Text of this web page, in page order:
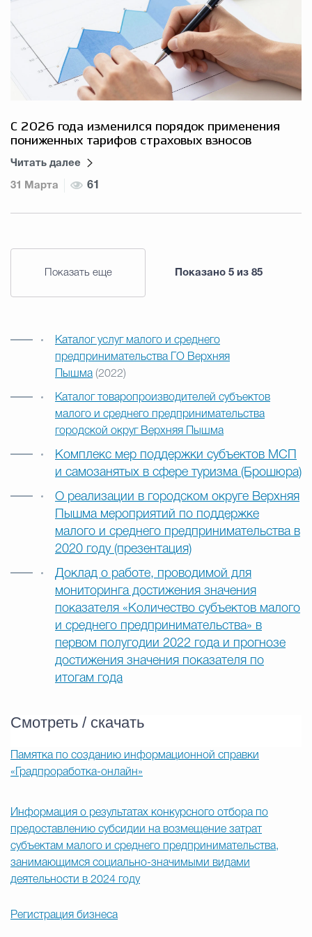
С 2026 года изменился порядок применения
пониженных тарифов страховых взносов
Читать далее
31 Марта 61
Показать еще Показано 5 из 85
Каталог услуг малого и среднего
предпринимательства ГО Верхняя
Пышма(2022)
Каталог товаропроизводителей субъектов
малого и среднего предпринимательства
городской округ Верхняя Пышма
Комплекс мер поддержки субъектов МСП
и самозанятых в сфере туризма (Брошюра)
О реализации в городском округе Верхняя
Пышма мероприятий по поддержке
малого и среднего предпринимательства в
2020 году (презентация)
Доклад о работе, проводимой для
мониторинга достижения значения
показателя «Количество субъектов малого
и среднего предпринимательства» в
первом полугодии 2022 года и прогнозе
достижения значения показателя по
итогам года
Смотреть / скачать
Памятка по созданию информационной справки
«Градпроработка-онлайн»
Информация о результатах конкурсного отбора по
предоставлению субсидии на возмещение затрат
субъектам малого и среднего предпринимательства,
занимающимся социально-значимыми видами
деятельности в 2024 году
Регистрация бизнеса